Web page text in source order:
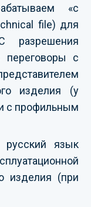
«с
file) для
разрешения
переговоры с
изделия (у
с профильным
русский язык
изделия (при